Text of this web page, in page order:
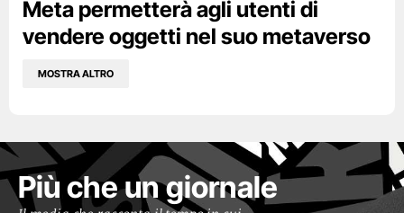
Meta permetterà agli utenti di
vendere oggetti nel suo metaverso
MOSTRA ALTRO
Più che un giornale